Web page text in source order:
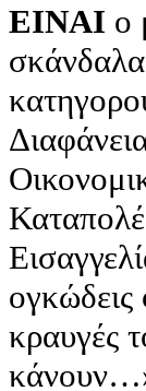
ΕΙΝΑΙ ο
ογκώδεις
κραυγές